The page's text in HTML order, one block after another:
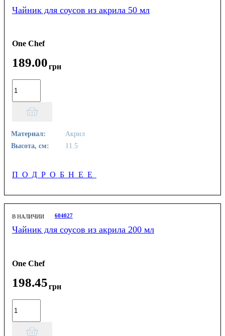
Чайник для соусов из акрила 50 мл
One Chef
189.00грн
Материал:
Акрил
Высота, см:
11.5
ПОДРОБНЕЕ
В НАЛИЧИИ 604027
Чайник для соусов из акрила 200 мл
One Chef
198.45грн